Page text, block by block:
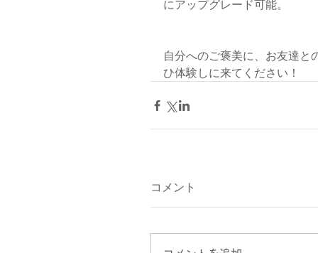
にアップグレード可能。
自分へのご褒美に、お友達
ひ体験しに来てください！
コメント